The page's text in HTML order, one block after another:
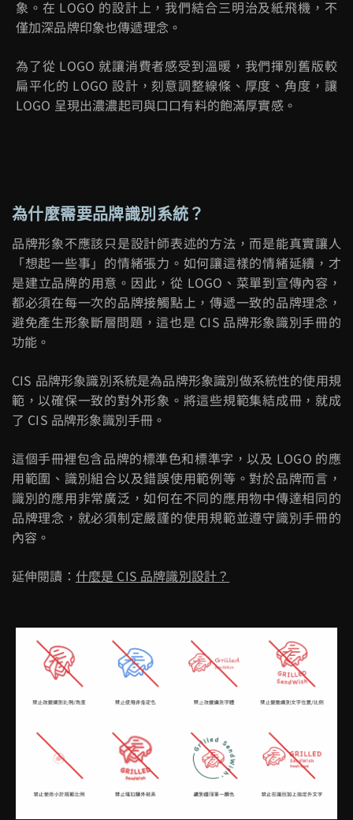
象。在 LOGO 的設計上，我們結合三明治及紙飛機，不
僅加深品牌印象也傳遞理念。
為了從 LOGO 就讓消費者感受到溫暖，我們揮別舊版較
扁平化的 LOGO 設計，刻意調整線條、厚度、角度，讓
LOGO 呈現出濃濃起司與口口有料的飽滿厚實感。
為什麼需要品牌識別系統？
品牌形象不應該只是設計師表述的方法，而是能真實讓人
「想起一些事」的情緒張力。如何讓這樣的情緒延續，才
是建立品牌的用意。因此，從 LOGO、菜單到宣傳內容，
都必須在每一次的品牌接觸點上，傳遞一致的品牌理念，
避免產生形象斷層問題，這也是 CIS 品牌形象識別手冊的
功能。
CIS 品牌形象識別系統是為品牌形象識別做系統性的使用規
範，以確保一致的對外形象。將這些規範集結成冊，就成
了 CIS 品牌形象識別手冊。
這個手冊裡包含品牌的標準色和標準字，以及 LOGO 的應
用範圍、識別組合以及錯誤使用範例等。對於品牌而言，
識別的應用非常廣泛，如何在不同的應用物中傳達相同的
品牌理念，就必須制定嚴謹的使用規範並遵守識別手冊的
內容。
延伸閱讀： 什麼是 CIS 品牌識別設計？